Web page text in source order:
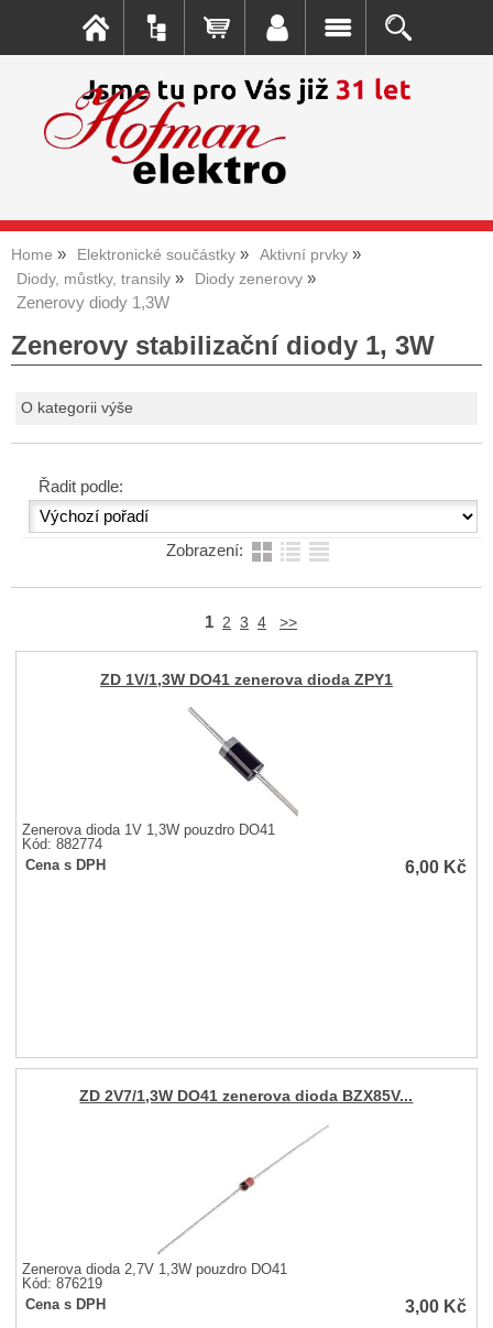
Home Elektronické součástky
Aktivní prvky
Diody, můstky, transily
Diody zenerovy
Zenerovy diody 1,3W
Zenerovy stabilizační diody 1, 3W
O kategorii výše
Řadit podle:
Zobrazení:
1 2 3 4 >>
ZD 1V/1,3W DO41 zenerova dioda ZPY1
Zenerova dioda 1V 1,3W pouzdro DO41
Kód: 882774
Cena s DPH
6,00 Kč
ZD 2V7/1,3W DO41 zenerova dioda BZX85V...
Zenerova dioda 2,7V 1,3W pouzdro DO41
Kód: 876219
Cena s DPH
3,00 Kč